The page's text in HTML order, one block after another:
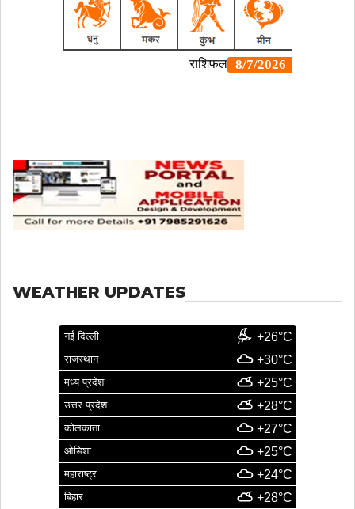
WEATHER UPDATES
नई दिल्ली +26°C
राजस्थान +30°C
मध्य प्रदेश +25°C
उत्तर प्रदेश +28°C
कोलकाता +27°C
ओडिशा +25°C
महाराष्ट्र +24°C
बिहार +28°C